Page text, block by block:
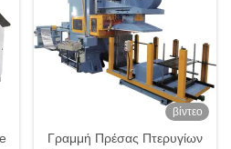
βίντεο
Γραμμή Πρέσας Πτερυγίων